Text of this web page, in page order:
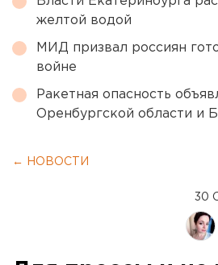
желтой водой
МИД призвал россиян
войне
Ракетная опасность
Оренбургской области и
← НОВОСТИ
30